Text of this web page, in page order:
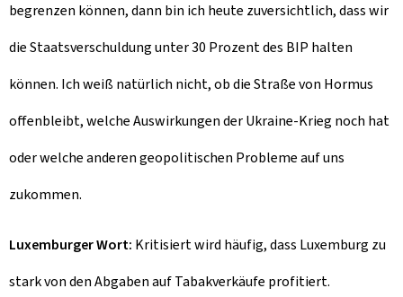
begrenzen können, dann bin ich heute zuversichtlich, dass wir
die Staatsverschuldung unter 30 Prozent des BIP halten
können. Ich weiß natürlich nicht, ob die Straße von Hormus
offenbleibt, welche Auswirkungen der Ukraine-Krieg noch hat
oder welche anderen geopolitischen Probleme auf uns
zukommen.
Luxemburger Wort: Kritisiert wird häufig, dass Luxemburg zu
stark von den Abgaben auf Tabakverkäufe profitiert.